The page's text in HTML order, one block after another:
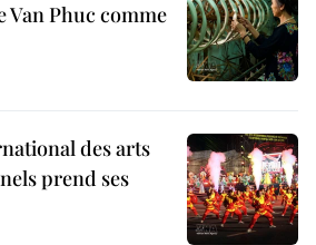
Van Phuc comme
des arts
prend ses